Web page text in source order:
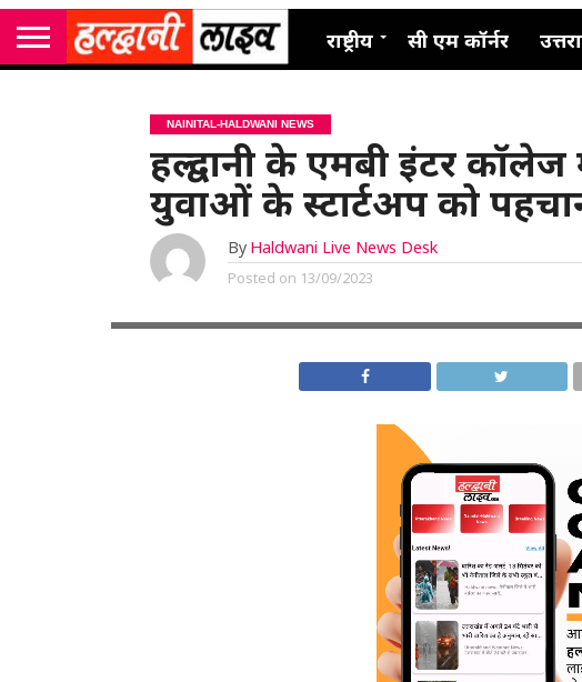
राष्ट्रीय सी एम कॉर्नर
NAINITAL-HALDWANI NEWS
हल्द्वानी के एमबी इंटर
युवाओं के स्टार्टअप को
By Haldwani Live News Desk
Posted on 13/09/2023